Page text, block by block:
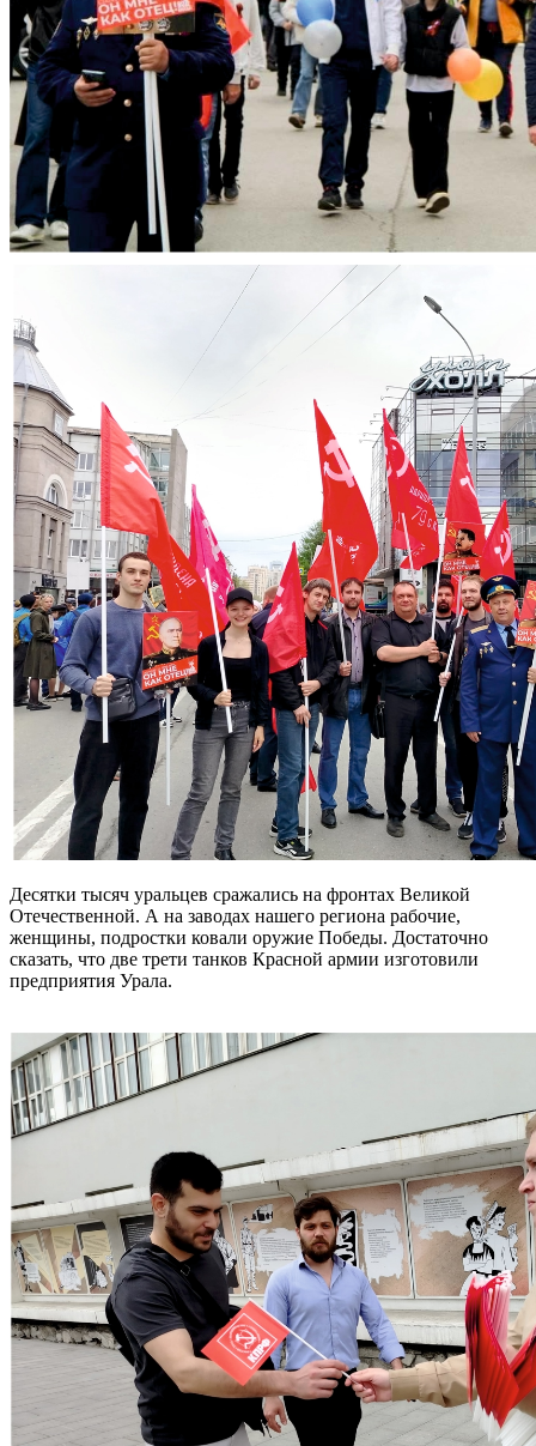
Десятки тысяч уральцев сражались на фронтах Великой
Отечественной. А на заводах нашего региона рабочие,
женщины, подростки ковали оружие Победы. Достаточно
сказать, что две трети танков Красной армии изготовили
предприятия Урала.